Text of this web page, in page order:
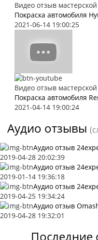
Видео отзыв
Покраска автомобиля
2021-06-14 19:00:25
Видео отзыв
Покраска автомобиля
2021-04-14 19:00:24
Аудио отзывы
Аудио отзыв
2019-04-28 20:02:39
Аудио отзыв
2019-01-14 19:36:18
Аудио отзыв
2019-04-25 19:34:24
Аудио отзыв
2019-04-28 19:32:01
Последние